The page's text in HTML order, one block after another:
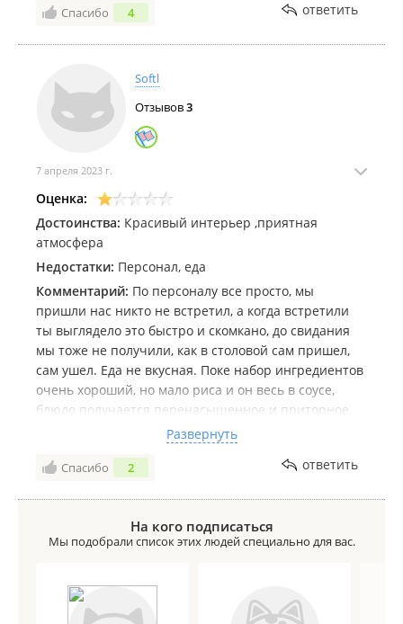
Спасибо 4 ответить
Softl
Отзывов3
7 апреля 2023 г.
Оценка:
Достоинства: Красивый интерьер ,приятная
атмосфера
Недостатки: Персонал, еда
Комментарий: По персоналу все просто, мы
пришли нас никто не встретил, а когда встретили
ты выглядело это быстро и скомкано, до свидания
мы тоже не получили, как в столовой сам пришел,
сам ушел. Еда не вкусная. Поке набор ингредиентов
очень хороший, но мало риса и он весь в соусе,
блюдо получается перенасыщенное и приторное,
как будто ешь один соус, исправить можно добавив
чуть больше риса. Мясо жесткое по вкусу как
холодец. Лимонад сладкий настолько что сводит
и понимаю что еда просто не вкусная.
Развернуть
Спасибо 2 ответить
На кого подписаться
Мы подобрали список этих людей специально для вас.